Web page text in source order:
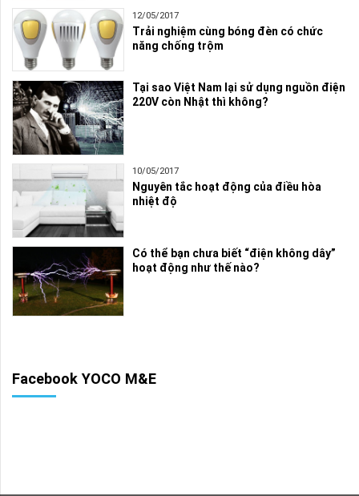
12/05/2017
Trải nghiệm cùng bóng đèn có chức
năng chống trộm
Tại sao Việt Nam lại sử dụng nguồn điện
220V còn Nhật thì không?
10/05/2017
Nguyên tắc hoạt động của điều hòa
nhiệt độ
Có thể bạn chưa biết “điện không dây”
hoạt động như thế nào?
Facebook YOCO M&E